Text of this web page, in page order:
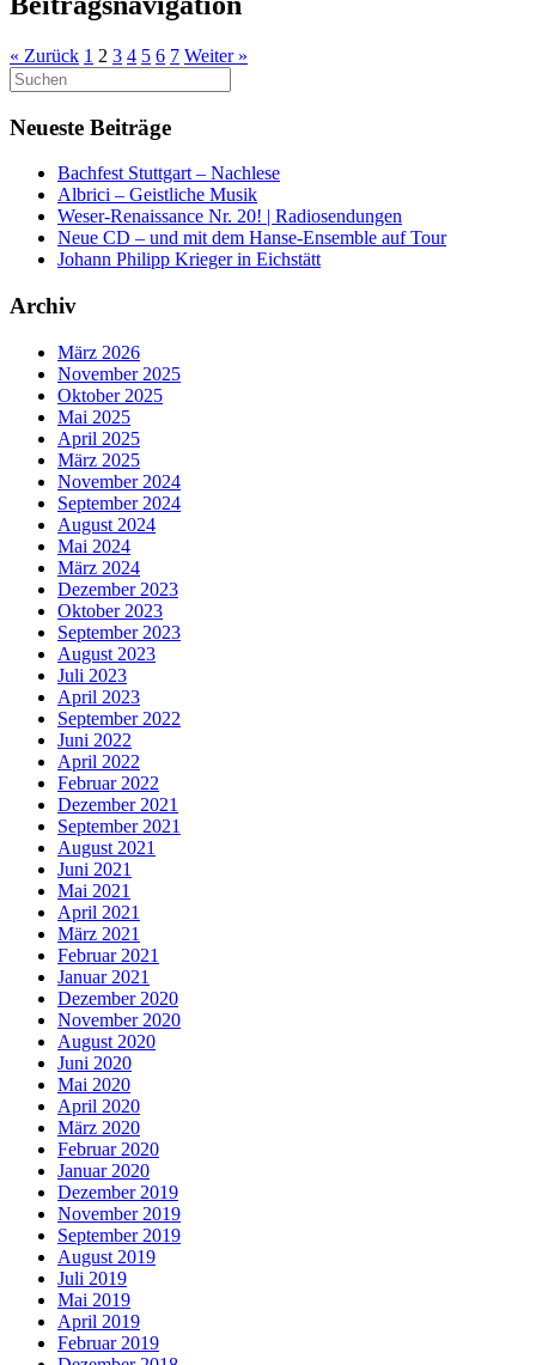
« Zurück 1 2 3 4 5 6 7 Weiter »
Suchen
nach:
Neueste Beiträge
Bachfest Stuttgart – Nachlese
Albrici – Geistliche Musik
Weser-Renaissance Nr. 20! | Radiosendungen
Neue CD – und mit dem Hanse-Ensemble auf Tour
Johann Philipp Krieger in Eichstätt
Archiv
März 2026
November 2025
Oktober 2025
Mai 2025
April 2025
März 2025
November 2024
September 2024
August 2024
Mai 2024
März 2024
Dezember 2023
Oktober 2023
September 2023
August 2023
Juli 2023
April 2023
September 2022
Juni 2022
April 2022
Februar 2022
Dezember 2021
September 2021
August 2021
Juni 2021
Mai 2021
April 2021
März 2021
Februar 2021
Januar 2021
Dezember 2020
November 2020
August 2020
Juni 2020
Mai 2020
April 2020
März 2020
Februar 2020
Januar 2020
Dezember 2019
November 2019
September 2019
August 2019
Juli 2019
Mai 2019
April 2019
Februar 2019